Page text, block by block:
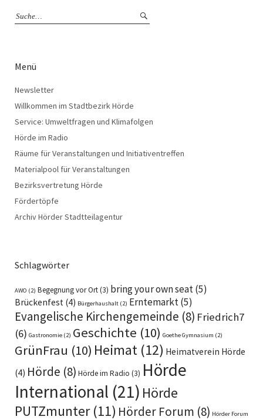
Menü
Newsletter
Willkommen im Stadtbezirk Hörde
Service: Umweltfragen und Klimafolgen
Hörde im Radio
Räume für Veranstaltungen und Initiativentreffen
Materialpool für Veranstaltungen
Bezirksvertretung Hörde
Fördertöpfe
Archiv Hörder Stadtteilagentur
Schlagwörter
AWO (2) Begegnung vor Ort(3) bring your own seat(5)
Brückenfest (4) Bürgerhaushalt (2) Erntemarkt(5)
Evangelische Kirchengemeinde (8) Friedrich7
(6) Gastronomie (2) Geschichte (10) Goethe Gymnasium (2)
GrünFrau (10) Heimat (12) Heimatverein Hörde
(4) Hörde (8) Hörde im Radio (3) Hörde
International (21) Hörde
PUTZmunter(11) Hörder Forum (8) Hörder Forum